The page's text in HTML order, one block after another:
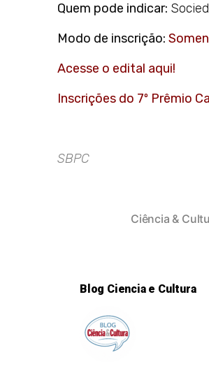
Quem pode indicar:
Modo de inscrição:
Acesse o edital aqui!
Inscrições do 7º Prêmio
SBPC
Ciência &
Blog Ciencia e Cultura